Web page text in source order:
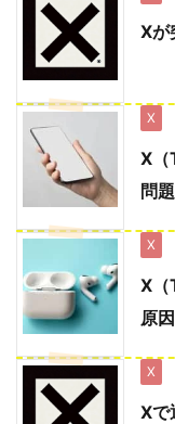
Xが
X
X（
問
X
X（
原
X
Xで